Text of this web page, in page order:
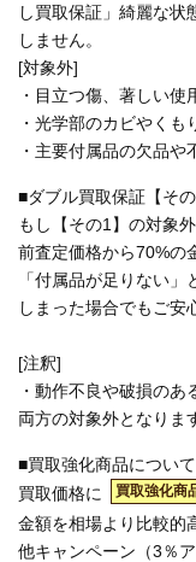
し買取保証」綺麗な状
しません。
[対象外]
・目立つ傷、著しい使
・光学部のカビやくも
・主要付属品の欠品
■ダブル買取保証【その
もし【その1】の対象
前査定価格から70%の
「付属品が足りない
しまった場合でもご安
[注釈]
・動作不良や破損のあ
両方の対象外となりま
■買取強化商品について
買取価格に
買取強化商
金額を相場より比較的
他キャンペーン（3％